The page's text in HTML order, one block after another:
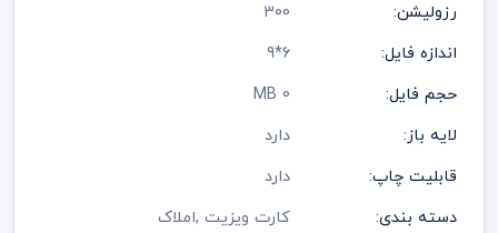
رزولیشن:
300
اندازه فایل:
6*9
حجم فایل:
0 MB
لایه باز:
دارد
قابلیت چاپ:
دارد
دسته بندی:
کارت ویزیت,املاک